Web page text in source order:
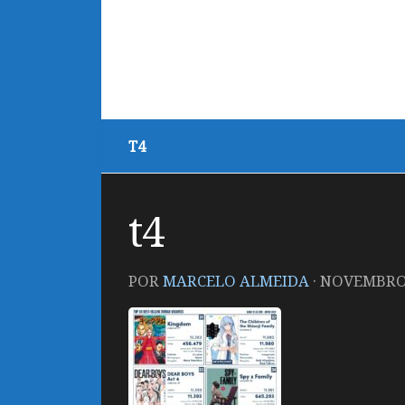
T4
t4
PORMARCELO ALMEIDA ·